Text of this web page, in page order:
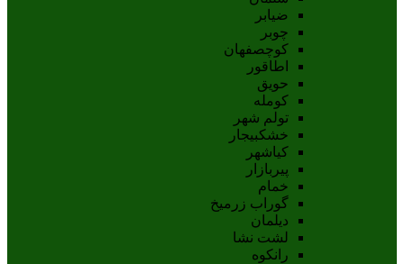
ضیابر
چوبر
کوچصفهان
اطاقور
حویق
کومله
تولم شهر
خشکبیجار
کیاشهر
پیربازار
خمام
گوراب زرمیخ
دیلمان
لشت نشا
رانکوه